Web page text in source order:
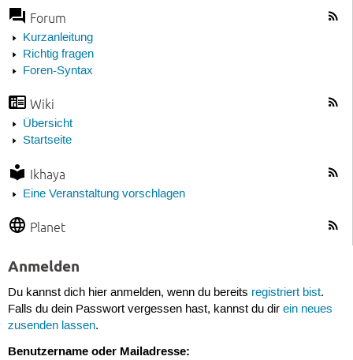
Forum
Kurzanleitung
Richtig fragen
Foren-Syntax
Wiki
Übersicht
Startseite
Ikhaya
Eine Veranstaltung vorschlagen
Planet
Anmelden
Du kannst dich hier anmelden, wenn du bereits registriert bist.
Falls du dein Passwort vergessen hast, kannst du dir ein neues
zusenden lassen.
Benutzername oder Mailadresse: